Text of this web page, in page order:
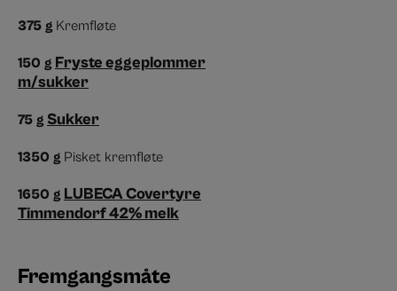
375 g Kremfløte
150 g Fryste eggeplommer
m/sukker
75 g Sukker
1350 g Pisket kremfløte
1650 g LUBECA Covertyre
Timmendorf 42% melk
Fremgangsmåte